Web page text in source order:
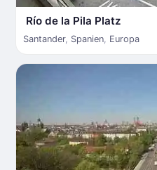
Río de la Pila Platz
Santander, Spanien, Europa